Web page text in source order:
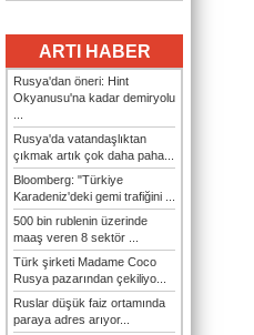
ARTI HABER
Rusya'dan öneri: Hint
Okyanusu'na kadar demiryolu
Rusya'da vatandaşlıktan
çıkmak artık çok daha paha...
Bloomberg: "Türkiye
Karadeniz'deki gemi trafiğini ...
500 bin rublenin üzerinde
maaş veren 8 sektör ...
Türk şirketi Madame Coco
Rusya pazarından çekiliyo...
Ruslar düşük faiz ortamında
paraya adres arıyor...